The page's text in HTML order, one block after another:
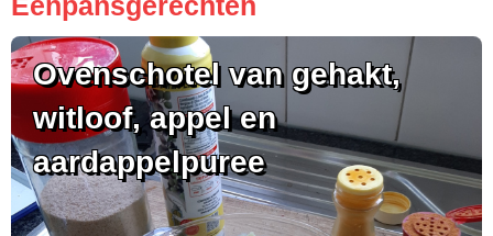
Ovenschotel van gehakt,
witloof, appel en
aardappelpuree